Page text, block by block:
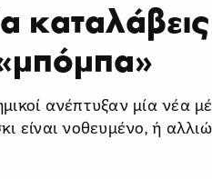
«μπόμπα»
ανέπτυξαν μία νέα
είναι νοθευμένο, ή